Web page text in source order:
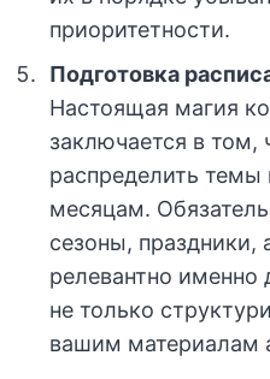
приоритетности.
Подготовка
Настоящая магия
заключается в том,
распределить темы
месяцам.
сезоны, праздники,
релевантно
не только
вашим материалам